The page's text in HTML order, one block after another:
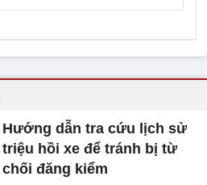
Hướng dẫn tra cứu lịch sử
triệu hồi xe để tránh bị từ
chối đăng kiểm